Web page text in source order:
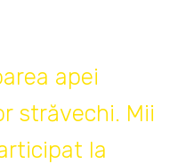
apei
străvechi. Mii
la